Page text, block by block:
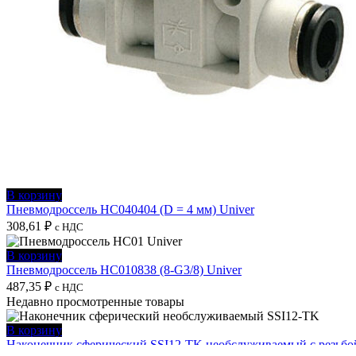
В корзину
Пневмодроссель HC040404 (D = 4 мм) Univer
308,61 ₽ с НДС
В корзину
Пневмодроссель HC010838 (8-G3/8) Univer
487,35 ₽ с НДС
Недавно просмотренные товары
В корзину
Наконечник сферический SSI12-TK необслуживаемый с